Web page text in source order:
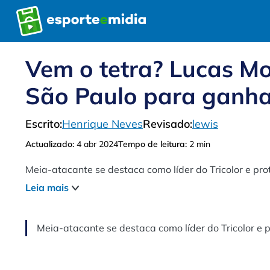
Pular
para
o
Vem o tetra? Lucas
São Paulo para
Escrito:Henrique NevesRevisado:lewis
Actualizado: 4 abr 2024Tempo de leitura: 2 min
Meia-atacante se destaca como líder do Tricolor e
Leia mais
Meia-atacante se destaca como líder do Tricolor